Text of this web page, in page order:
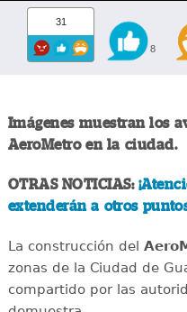
31
8
Imágenes muestran los
AeroMetro en la ciudad.
OTRAS NOTICIAS:
extenderán a otros
La construcción del
zonas de la Ciudad de
compartido por las